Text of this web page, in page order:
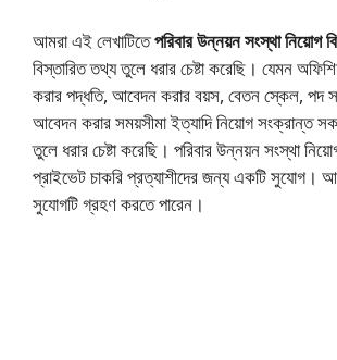
আমরা এই লেখাটিতেপরিবার উন্নয়ন সংস্থা নিয়োগ
বিস্তারিত তথ্য তুলে ধরার চেষ্টা করেছি। যেমন
করার পদ্ধতি, আবেদন করার বয়স, বেতন স্কেল, পদ
আবেদন করার সময়সীমা ইত্যাদি নিয়োগ সংক্রান্ত
তুলে ধরার চেষ্টা করেছি। পরিবার উন্নয়ন সংস্থা
প্রাইভেট চাকরি প্রত্যাশীদের জন্য একটি সুযোগ।
সুযোগটি গ্রহণ করতে পারেন।